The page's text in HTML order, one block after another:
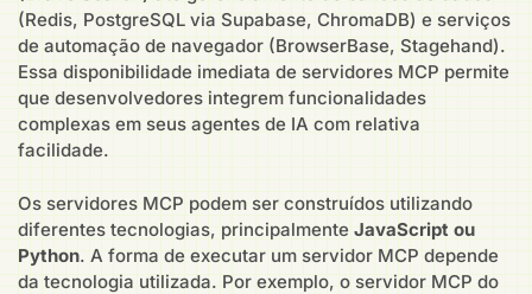
(Redis, PostgreSQL via Supabase, ChromaDB) e serviços
de automação de navegador (BrowserBase, Stagehand).
Essa disponibilidade imediata de servidores MCP permite
que desenvolvedores integrem funcionalidades
complexas em seus agentes de IA com relativa
facilidade.
Os servidores MCP podem ser construídos utilizando
diferentes tecnologias, principalmente JavaScript ou
Python. A forma de executar um servidor MCP depende
da tecnologia utilizada. Por exemplo, o servidor MCP do